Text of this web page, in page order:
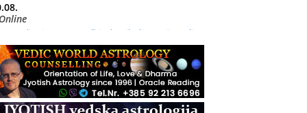
Online
Radionica: Pomagači iz drugih dimenzija Online –
otvoreno za sve
Osnovni ThetaHealing® tečaj, Zagreb i Online